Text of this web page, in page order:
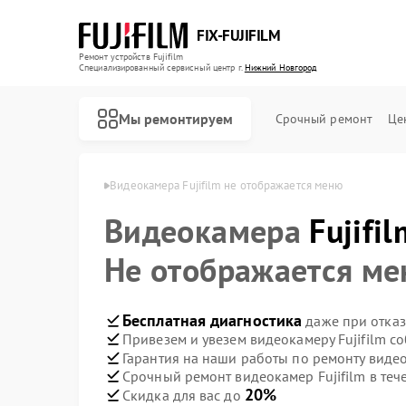
FIX-FUJIFILM
Ремонт устройств Fujifilm
Специализированный cервисный центр г.Нижний Новгород
Мы ремонтируем Срочный ремонт
Новгороде Видеокамера Fujifilm не отображается меню
Видеокамера
Не отображается
Бесплатная диагностика даже при
Привезем и увезем видеокамеру Fujifilm
Гарантия на наши работы по ремонту
Срочный ремонт видеокамер Fujifilm в
Скидка для вас до 20%